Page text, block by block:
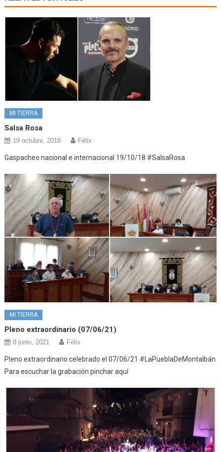
MI TIERRA
Salsa Rosa
19 octubre, 2018 Félix
Gaspacheo nacional e internacional 19/10/18 #SalsaRosa
MI TIERRA
Pleno extraordinario (07/06/21)
8 junio, 2021 Félix
Pleno extraordinario celebrado el 07/06/21 #LaPueblaDeMontalbán
Para escuchar la grabación pinchar aquí